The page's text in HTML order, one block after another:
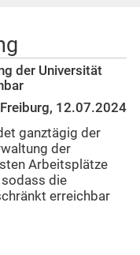
der Universität
Freiburg, 12.07.2024
ganztägig der
der
Arbeitsplätze
sodass die
erreichbar